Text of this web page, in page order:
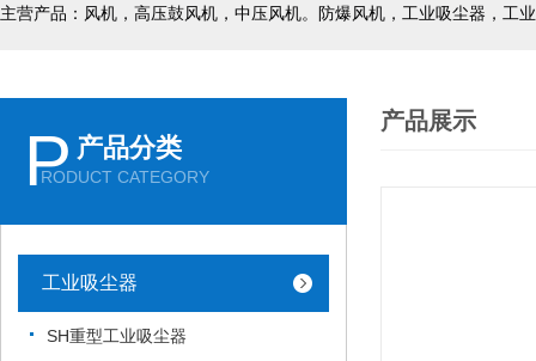
主营产品：风机，高压鼓风机，中压风机。防爆风机，工业吸尘器，工
P 产品分类
RODUCT CATEGORY
工业吸尘器
SH重型工业吸尘器
产品展示